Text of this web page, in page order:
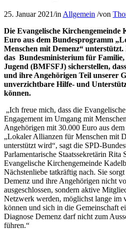
25. Januar 2021/in Allgemein /von
Die Evangelische
Euro aus dem Bundesprogramm
Menschen mit Demenz“
das Bundesministerium für
Jugend (BMFSFJ) sicherstellen,
und ihre Angehörigen Teil unserer
unverzichtbare Hilfe- und
können.
„Ich freue mich, dass die
Engagement im Umgang mit
Angehörigen mit 30.000 Euro aus
„Lokaler Allianzen für Menschen mit
unterstützt wird“, sagt die SPD-
Parlamentarische Staatssekretärin Rita
Evangelische Kirchengemeinde
Nächstenliebe tatkräftig nach. Sie
Demenz und ihre Angehörigen nicht
ausgeschlossen, sondern aktive
Netzwerk werden, möglichst lange im
können und sich in die Gemeinschaft
Diagnose Demenz darf nicht zum
führen.“